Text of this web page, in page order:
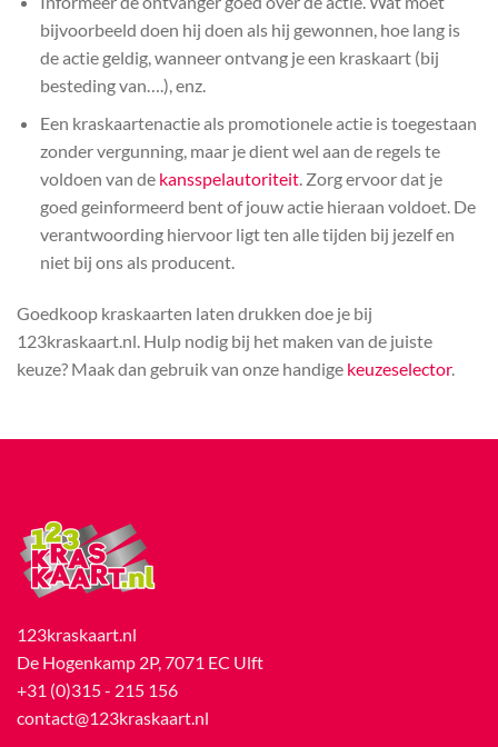
bijvoorbeeld doen hij doen als hij gewonnen, hoe lang is
de actie geldig, wanneer ontvang je een kraskaart (bij
besteding van….), enz.
Een kraskaartenactie als promotionele actie is toegestaan
zonder vergunning, maar je dient wel aan de regels te
voldoen van de kansspelautoriteit. Zorg ervoor dat je
goed geinformeerd bent of jouw actie hieraan voldoet. De
verantwoording hiervoor ligt ten alle tijden bij jezelf en
niet bij ons als producent.
Goedkoop kraskaarten laten drukken doe je bij
123kraskaart.nl. Hulp nodig bij het maken van de juiste
keuze? Maak dan gebruik van onze handige keuzeselector.
123kraskaart.nl
De Hogenkamp 2P, 7071 EC Ulft
+31 (0)315 - 215 156
contact@123kraskaart.nl